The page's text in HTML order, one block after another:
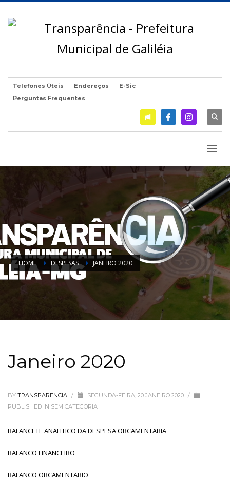
Telefones Úteis Endereços
E-Sic
Perguntas Frequentes
HOME DESPESAS JANEIRO 2020
Janeiro 2020
BY TRANSPARENCIA / SEGUNDA-FEIRA, 20 JANEIRO 2020 /
PUBLISHED IN SEM CATEGORIA
BALANCETE ANALITICO DA DESPESA ORCAMENTARIA
BALANCO FINANCEIRO
BALANCO ORCAMENTARIO